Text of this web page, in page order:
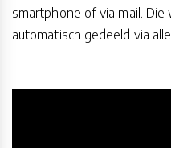
smartphone of via mail. Die
automatisch gedeeld via